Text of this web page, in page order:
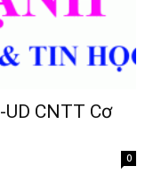
CNTT Cơ
0